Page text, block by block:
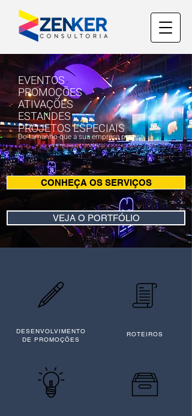
Do tamanho que a sua empresa precisa.
EVENTOS
PROMOÇÕES
ATIVAÇÕES
ESTANDES
PROJETOS ESPECIAIS
CONHEÇA OS SERVIÇOS
VEJA O PORTFÓLIO
DESENVOLVIMENTO
DE PROMOÇÕES
ROTEIROS